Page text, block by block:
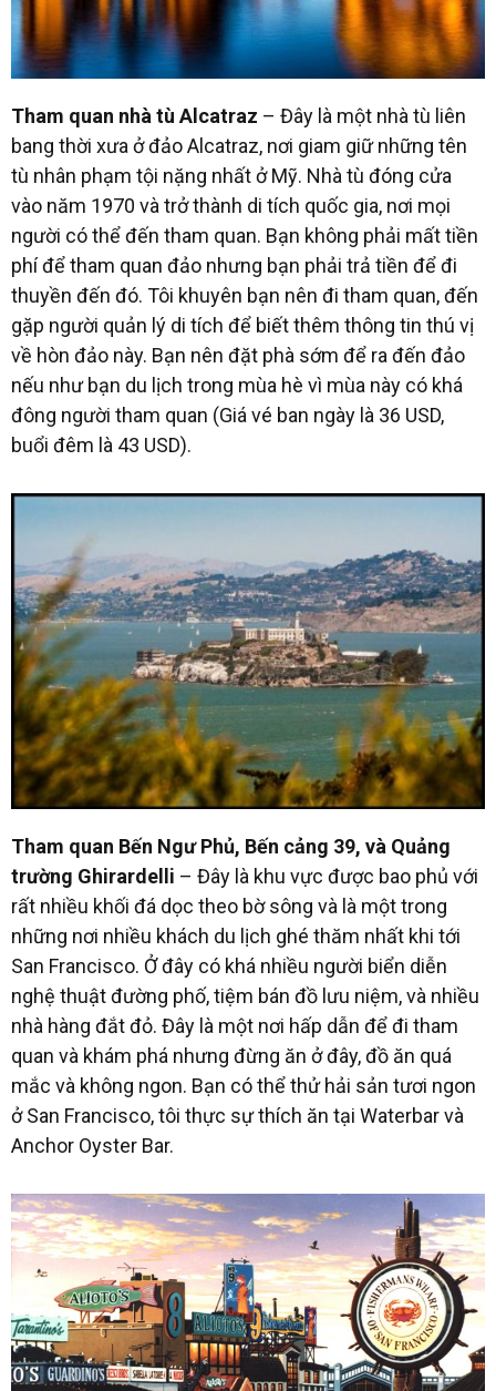
Tham quan nhà tù Alcatraz – Đây là một nhà tù liên
bang thời xưa ở đảo Alcatraz, nơi giam giữ những tên
tù nhân phạm tội nặng nhất ở Mỹ. Nhà tù đóng cửa
vào năm 1970 và trở thành di tích quốc gia, nơi mọi
người có thể đến tham quan. Bạn không phải mất tiền
phí để tham quan đảo nhưng bạn phải trả tiền để đi
thuyền đến đó. Tôi khuyên bạn nên đi tham quan, đến
gặp người quản lý di tích để biết thêm thông tin thú vị
về hòn đảo này. Bạn nên đặt phà sớm để ra đến đảo
nếu như bạn du lịch trong mùa hè vì mùa này có khá
đông người tham quan (Giá vé ban ngày là 36 USD,
buổi đêm là 43 USD).
Tham quan Bến Ngư Phủ, Bến cảng 39, và Quảng
trường Ghirardelli – Đây là khu vực được bao phủ với
rất nhiều khối đá dọc theo bờ sông và là một trong
những nơi nhiều khách du lịch ghé thăm nhất khi tới
San Francisco. Ở đây có khá nhiều người biển diễn
nghệ thuật đường phố, tiệm bán đồ lưu niệm, và nhiều
nhà hàng đắt đỏ. Đây là một nơi hấp dẫn để đi tham
quan và khám phá nhưng đừng ăn ở đây, đồ ăn quá
mắc và không ngon. Bạn có thể thử hải sản tươi ngon
ở San Francisco, tôi thực sự thích ăn tại Waterbar và
Anchor Oyster Bar.